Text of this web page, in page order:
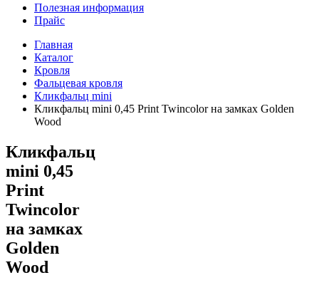
Полезная информация
Прайс
Главная
Каталог
Кровля
Фальцевая кровля
Кликфальц mini
Кликфальц mini 0,45 Print Twincolor на замках Golden
Wood
Кликфальц
mini 0,45
Print
Twincolor
на замках
Golden
Wood